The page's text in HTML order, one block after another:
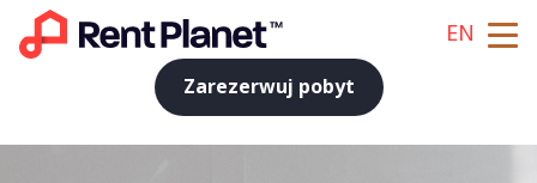
EN
Zarezerwuj pobyt